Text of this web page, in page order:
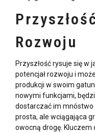
Przyszłość
Rozwoju
Przyszłośćrysuje się w
potencjał rozwoju i
produkcji w swoim
nowymi funkcjami,
dostarczać im mnóstwo
prosta, ale wciągająca
owocną drogę. Kluczem